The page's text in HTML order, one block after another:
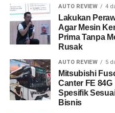
AUTO REVIEW 4
Lakukan
Agar Mesin
Prima Tanpa
Rusak
AUTO REVIEW 5
Mitsubishi
Canter FE
Spesifik
Bisnis